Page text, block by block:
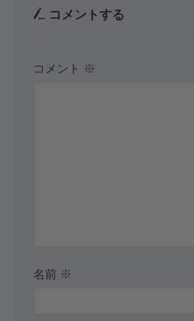
コメントする
コメント ※
名前 ※